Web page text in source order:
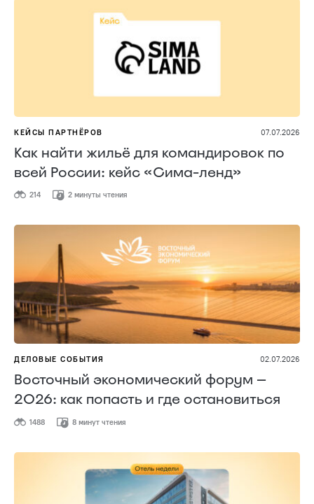
КЕЙСЫ ПАРТНЁРОВ 07.07.2026
Как найти жильё для командировок по
всей России: кейс «Сима-ленд»
214 2 минуты чтения
ДЕЛОВЫЕ СОБЫТИЯ 02.07.2026
Восточный экономический форум —
2026: как попасть и где остановиться
1488 8 минут чтения